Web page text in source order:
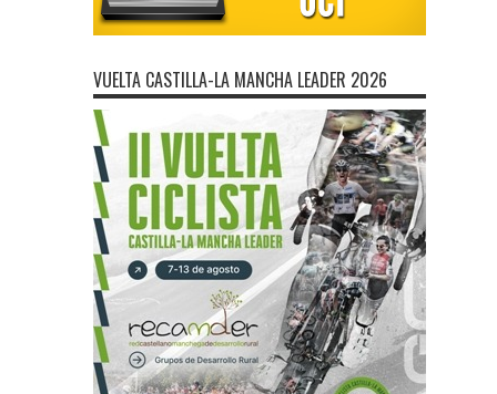
VUELTA CASTILLA-LA MANCHA LEADER 2026